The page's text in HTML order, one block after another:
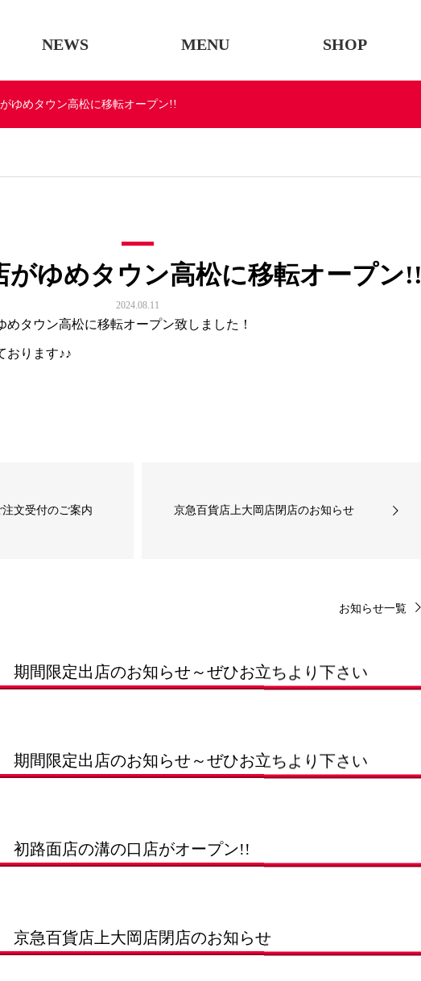
NEWS MENU SHOP
ゆめタウン高松に移転オープン!!
がゆめタウン高松に移転オープン!!
2024.08.11
めタウン高松に移転オープン致しました！
おります♪♪
文受付のご案内 京急百貨店上大岡店閉店のお知らせ
お知らせ一覧
期間限定出店のお知らせ～ぜひお立ちより下さい
期間限定出店のお知らせ～ぜひお立ちより下さい
初路面店の溝の口店がオープン!!
京急百貨店上大岡店閉店のお知らせ